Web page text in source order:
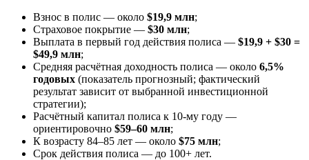
Взнос в полис — около $19,9 млн;
Страховое покрытие — $30 млн;
Выплата в первый год действия полиса — $19,9 + $30 =
$49,9 млн;
Средняя расчётная доходность полиса — около 6,5%
годовых (показатель прогнозный; фактический
результат зависит от выбранной инвестиционной
стратегии);
Расчётный капитал полиса к 10-му году —
ориентировочно $59–60 млн;
К возрасту 84–85 лет — около $75 млн;
Срок действия полиса — до 100+ лет.